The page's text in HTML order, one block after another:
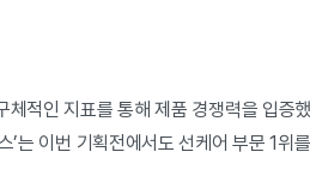
적인 지표를 통해 제품 경쟁력을 입증
는 이번 기획전에서도 선케어 부문 1위